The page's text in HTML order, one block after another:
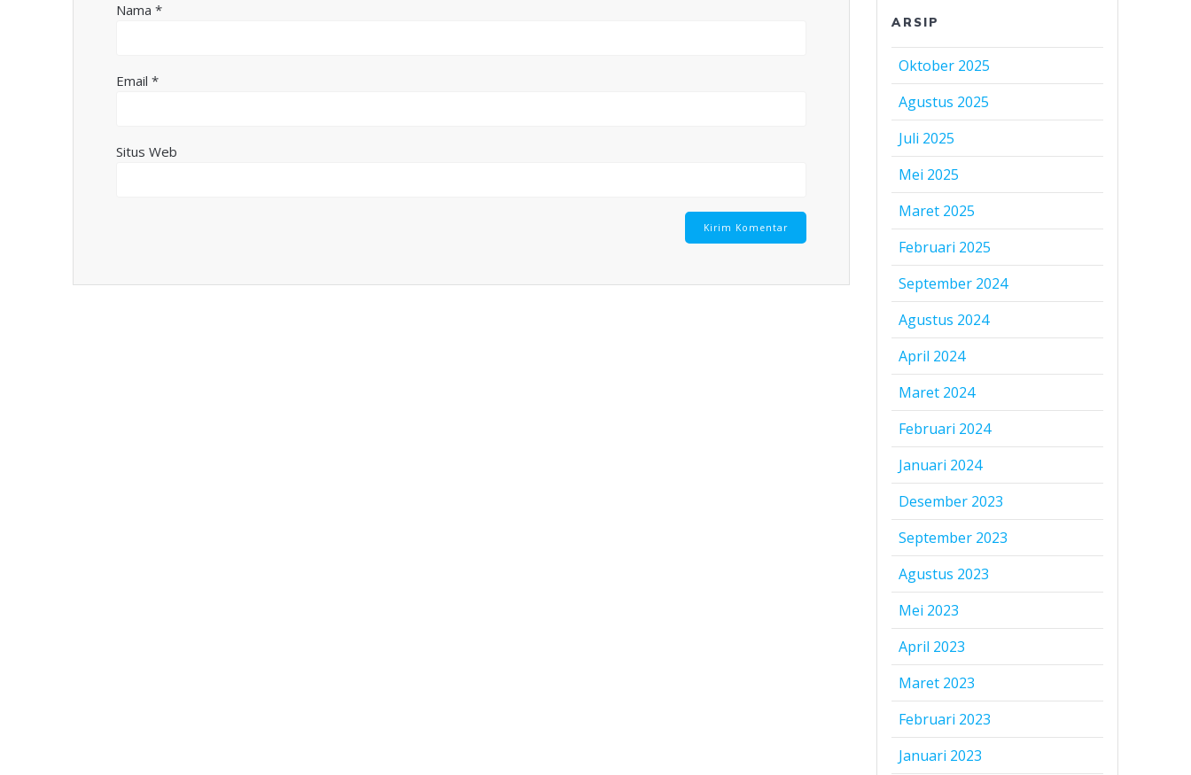
Nama*
Email*
Situs Web
ARSIP
Oktober 2025
Agustus 2025
Juli 2025
Mei 2025
Maret 2025
Februari 2025
September 2024
Agustus 2024
April 2024
Maret 2024
Februari 2024
Januari 2024
Desember 2023
September 2023
Agustus 2023
Mei 2023
April 2023
Maret 2023
Februari 2023
Januari 2023